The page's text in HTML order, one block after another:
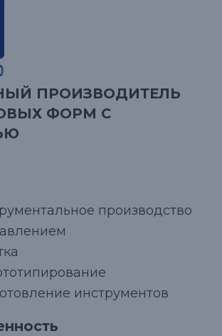
ПРОИЗВОДИТЕЛЬ
ФОРМ С
производство
инструментов